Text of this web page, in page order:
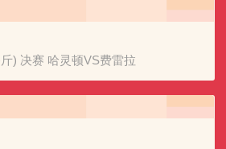
) 决赛 哈灵顿VS费雷拉